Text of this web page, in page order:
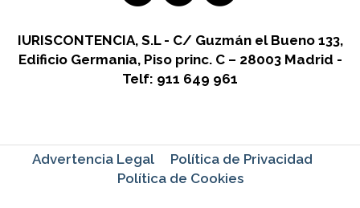
IURISCONTENCIA, S.L - C/ Guzmán el Bueno 133,
Edificio Germania, Piso princ. C – 28003 Madrid -
Telf: 911 649 961
Advertencia Legal
Política de Privacidad
Política de Cookies